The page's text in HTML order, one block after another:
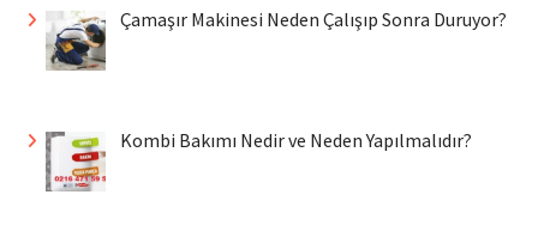
Çamaşır Makinesi Neden Çalışıp Sonra Duruyor?
Kombi Bakımı Nedir ve Neden Yapılmalıdır?